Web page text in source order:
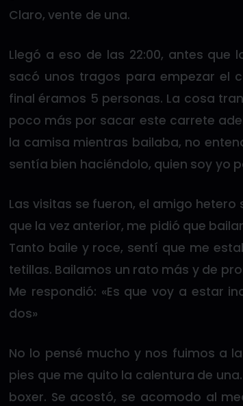
Claro, vente de una.
Llegó a eso de las 22:00, antes que
sacó unos tragos para empezar el
final éramos 5 personas. La cosa
poco más por sacar este carrete
la camisa mientras bailaba, no
sentía bien haciéndolo, quien soy yo
Las visitas se fueron, el amigo
que la vez anterior, me pidió que
Tanto baile y roce, sentí que me
tetillas. Bailamos un rato más y de
Me respondió: «Es que voy a estar
dos»
No lo pensé mucho y nos fuimos a
pies que me quito la calentura de
boxer. Se acostó, se acomodo al